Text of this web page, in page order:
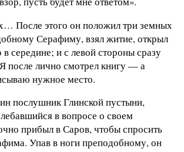
После этого он положил три земных
Серафиму, взял житие, открыл
в середине; и с левой стороны сразу
после лично смотрел книгу — а
нужное место.
послушник Глинской пустыни,
в вопросе о своем
прибыл в Саров, чтобы спросить
Упав в ноги преподобному, он